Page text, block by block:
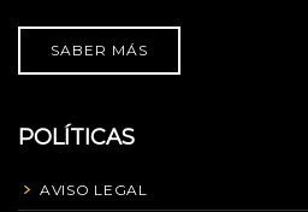
SABER MÁS
POLÍTICAS
AVISO LEGAL